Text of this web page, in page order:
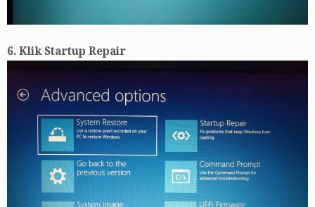
6. Klik Startup Repair